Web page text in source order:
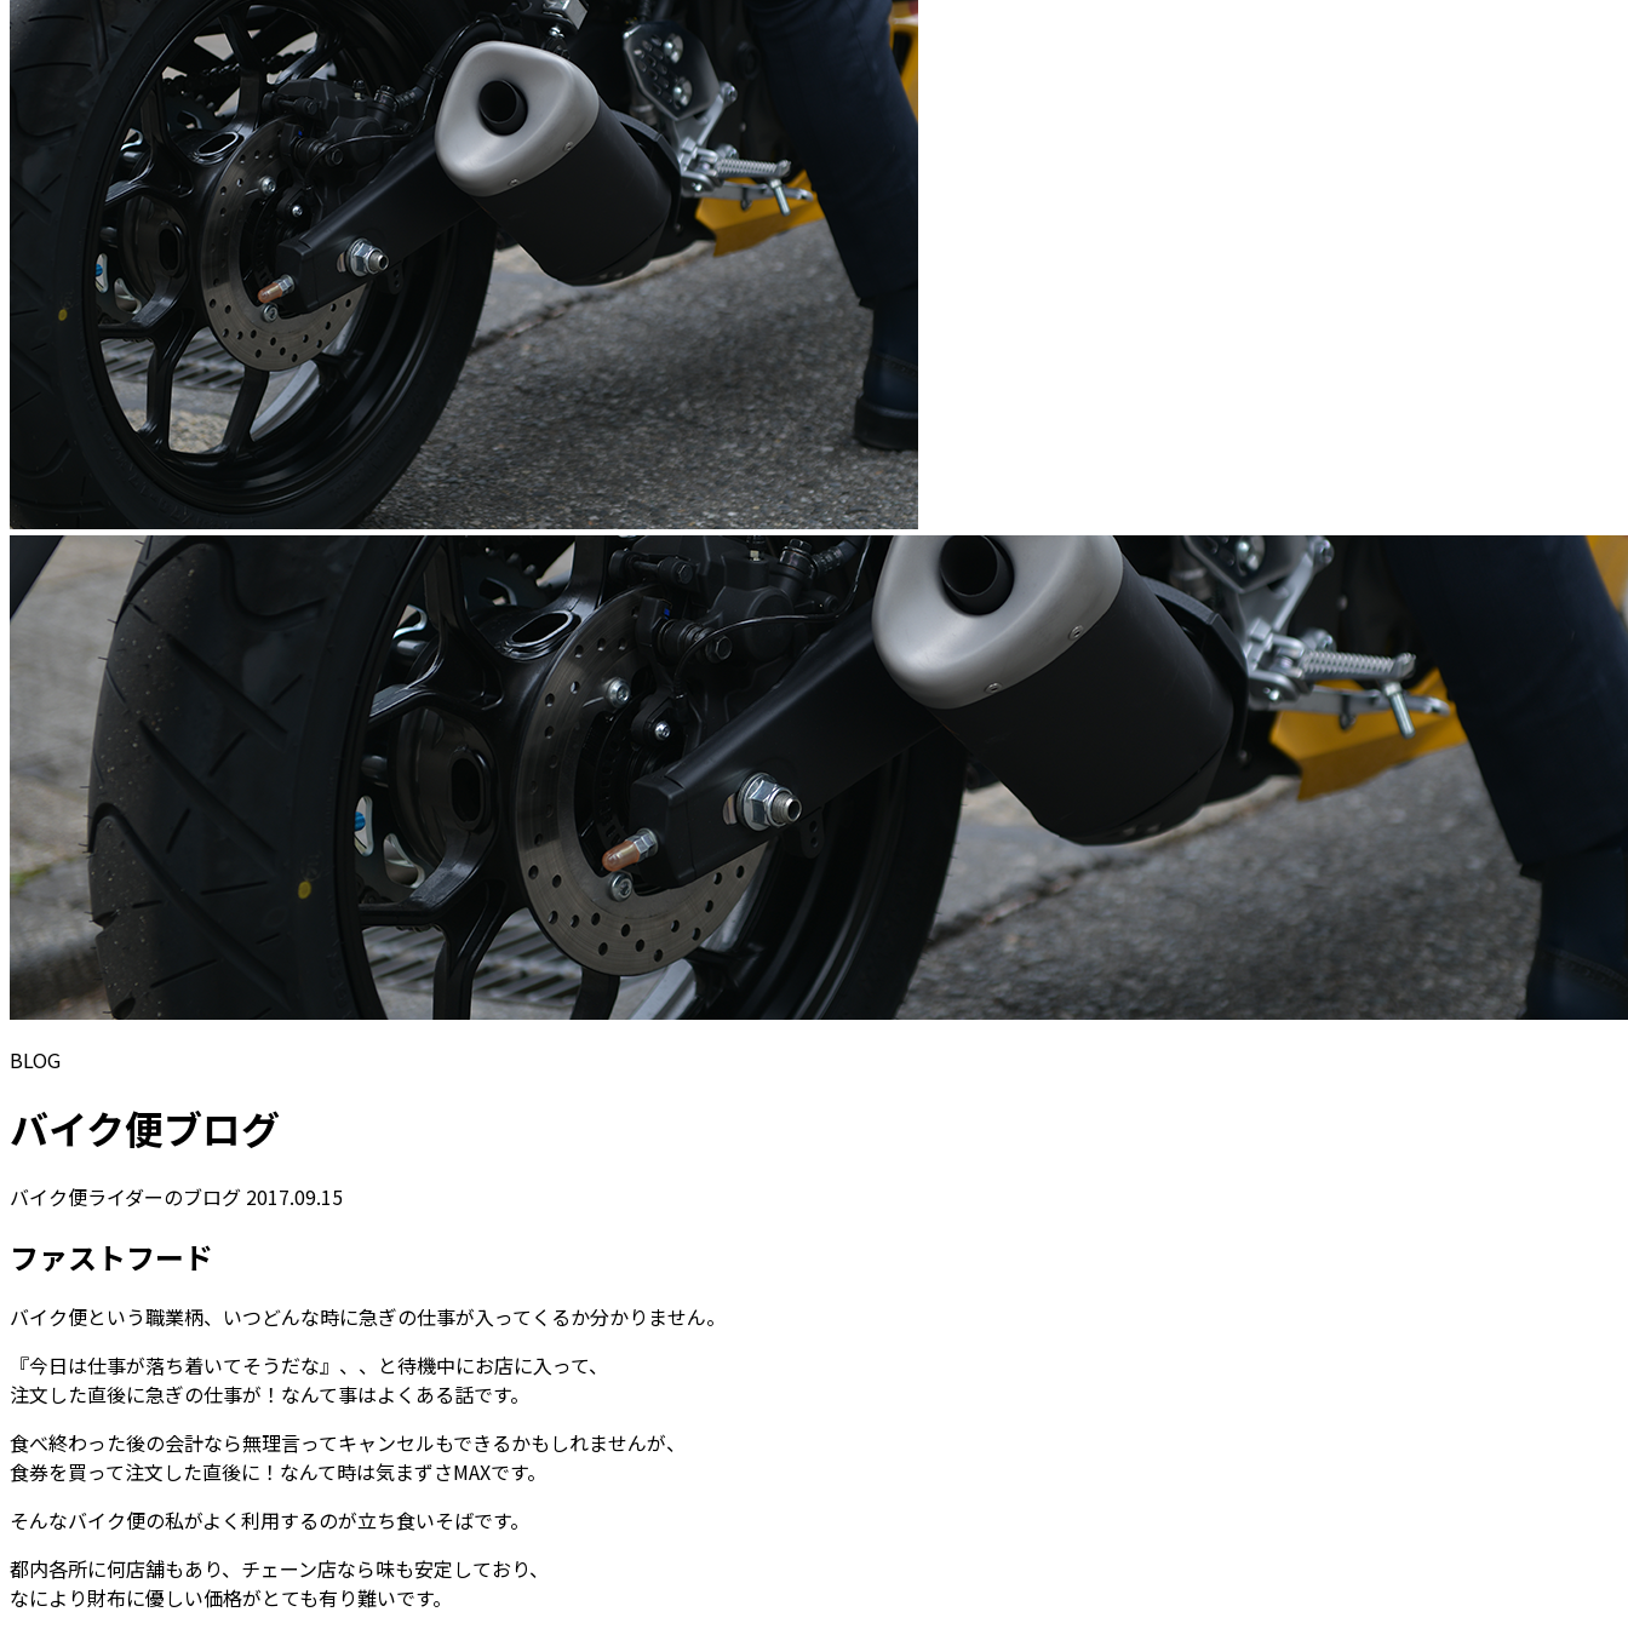
BLOG
バイク便ブログ
バイク便ライダーのブログ 2017.09.15
ファストフード
バイク便という職業柄、いつどんな時に急ぎの仕事が入ってくるか分かりません。
『今日は仕事が落ち着いてそうだな』、、と待機中にお店に入って、
注文した直後に急ぎの仕事が！なんて事はよくある話です。
食べ終わった後の会計なら無理言ってキャンセルもできるかもしれませんが、
食券を買って注文した直後に！なんて時は気まずさMAXです。
そんなバイク便の私がよく利用するのが立ち食いそばです。
都内各所に何店舗もあり、チェーン店なら味も安定しており、
なにより財布に優しい価格がとても有り難いです。